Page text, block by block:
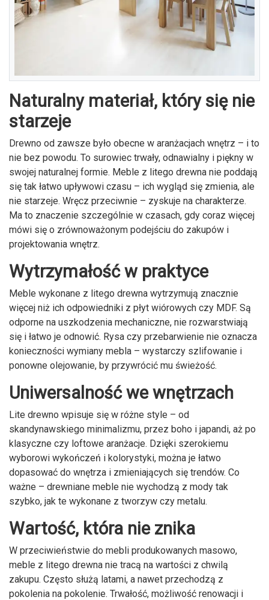
Naturalny materiał, który się nie
starzeje
Drewno od zawsze było obecne w aranżacjach wnętrz – i to
nie bez powodu. To surowiec trwały, odnawialny i piękny w
swojej naturalnej formie. Meble z litego drewna nie poddają
się tak łatwo upływowi czasu – ich wygląd się zmienia, ale
nie starzeje. Wręcz przeciwnie – zyskuje na charakterze.
Ma to znaczenie szczególnie w czasach, gdy coraz więcej
mówi się o zrównoważonym podejściu do zakupów i
projektowania wnętrz.
Wytrzymałość w praktyce
Meble wykonane z litego drewna wytrzymują znacznie
więcej niż ich odpowiedniki z płyt wiórowych czy MDF. Są
odporne na uszkodzenia mechaniczne, nie rozwarstwiają
się i łatwo je odnowić. Rysa czy przebarwienie nie oznacza
konieczności wymiany mebla – wystarczy szlifowanie i
ponowne olejowanie, by przywrócić mu świeżość.
Uniwersalność we wnętrzach
Lite drewno wpisuje się w różne style – od
skandynawskiego minimalizmu, przez boho i japandi, aż po
klasyczne czy loftowe aranżacje. Dzięki szerokiemu
wyborowi wykończeń i kolorystyki, można je łatwo
dopasować do wnętrza i zmieniających się trendów. Co
ważne – drewniane meble nie wychodzą z mody tak
szybko, jak te wykonane z tworzyw czy metalu.
Wartość, która nie znika
W przeciwieństwie do mebli produkowanych masowo,
meble z litego drewna nie tracą na wartości z chwilą
zakupu. Często służą latami, a nawet przechodzą z
pokolenia na pokolenie. Trwałość, możliwość renowacji i